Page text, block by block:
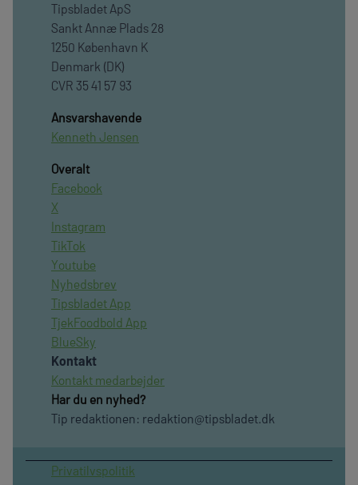
Tipsbladet ApS
Sankt Annæ Plads 28
1250 København K
Denmark (DK)
CVR 35 41 57 93
Ansvarshavende
Kenneth Jensen
Overalt
Facebook
X
Instagram
TikTok
Youtube
Nyhedsbrev
Tipsbladet App
TjekFoodbold App
BlueSky
Kontakt
Kontakt medarbejder
Har du en nyhed?
Tip redaktionen: redaktion@tipsbladet.dk
Privatilvspolitik